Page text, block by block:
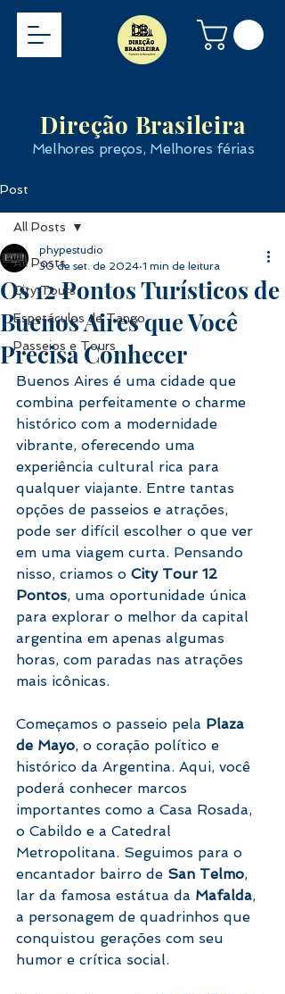
Direção Brasileira
Melhores preços, Melhores férias
Post
All Posts
City Tours
Espetáculos de Tango
Passeios e Tours
All Posts
Os 12 Pontos Turísticos de
Buenos Aires que Você
Precisa Conhecer
phypestudio
30 de set. de 2024 1 min de leitura
Buenos Aires é uma cidade que
combina perfeitamente o charme
histórico com a modernidade
vibrante, oferecendo uma
experiência cultural rica para
qualquer viajante. Entre tantas
opções de passeios e atrações,
pode ser difícil escolher o que ver
em uma viagem curta. Pensando
nisso, criamos o City Tour 12
Pontos, uma oportunidade única
para explorar o melhor da capital
argentina em apenas algumas
horas, com paradas nas atrações
mais icônicas.
Começamos o passeio pela Plaza
de Mayo, o coração político e
histórico da Argentina. Aqui, você
poderá conhecer marcos
importantes como a Casa Rosada,
o Cabildo e a Catedral
Metropolitana. Seguimos para o
encantador bairro de San Telmo,
lar da famosa estátua da Mafalda,
a personagem de quadrinhos que
conquistou gerações com seu
humor e crítica social.